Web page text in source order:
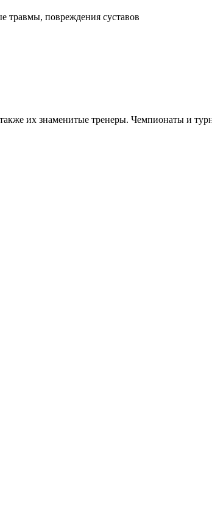
травмы, повреждения суставов
их знаменитые тренеры. Чемпионаты и